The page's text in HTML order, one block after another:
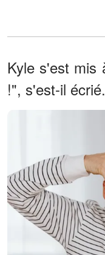
Kyle s'est mis
!", s'est-il écrié.